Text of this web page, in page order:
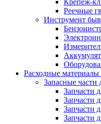
Реечные
Инструмент
Расходные материалы
Запасные части
Запчасти
Запчасти
Запчасти
Запчасти